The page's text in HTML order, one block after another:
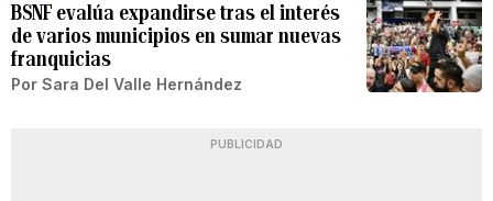
BSNF evalúa expandirse tras el interés
de varios municipios en sumar nuevas
franquicias
Por Sara Del Valle Hernández
PUBLICIDAD